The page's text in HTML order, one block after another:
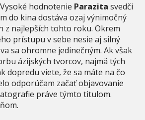
hodnotenie Parazita svedči
do kina dostáva ozaj výnimočný
z najlepších tohto roku. Okrem
prístupu v sebe nesie aj silný
sa ohromne jedinečným. Ak však
ázijských tvorcov, najmä tých
dopredu viete, že sa máte na čo
odporúčam začať objavovanie
práve týmto titulom.